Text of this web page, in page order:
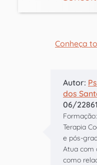
Conheça
Autor:
dos
06/
Terapia
e pós-
Atua com
como